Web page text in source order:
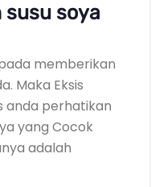
susu soya
memberikan
Maka Eksis
anda perhatikan
yang Cocok
adalah